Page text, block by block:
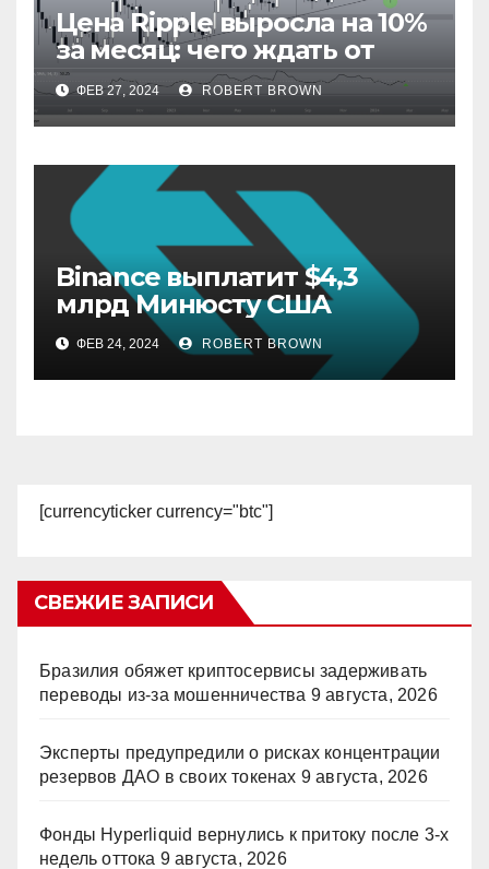
Цена Ripple выросла на 10%
за месяц: чего ждать от
XRP в марте
ФЕВ 27, 2024 ROBERT BROWN
Binance выплатит $4,3
млрд Минюсту США
ФЕВ 24, 2024 ROBERT BROWN
[currencyticker currency="btc"]
СВЕЖИЕ ЗАПИСИ
Бразилия обяжет криптосервисы задерживать
переводы из-за мошенничества 9 августа, 2026
Эксперты предупредили о рисках концентрации
резервов ДАО в своих токенах 9 августа, 2026
Фонды Hyperliquid вернулись к притоку после 3-х
недель оттока 9 августа, 2026